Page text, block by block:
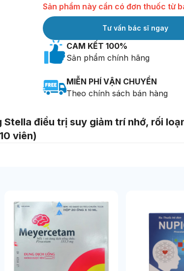
Sản phẩm này cần có đơn thuốc từ
Tư vấn bác sĩ ngay
CAM KẾT 100%
Sản phẩm chính hãng
MIỄN PHÍ VẬN CHUYỂN
Theo chính sách bán hàng
Stella điều trị suy giảm trí nhớ, rối
viên)